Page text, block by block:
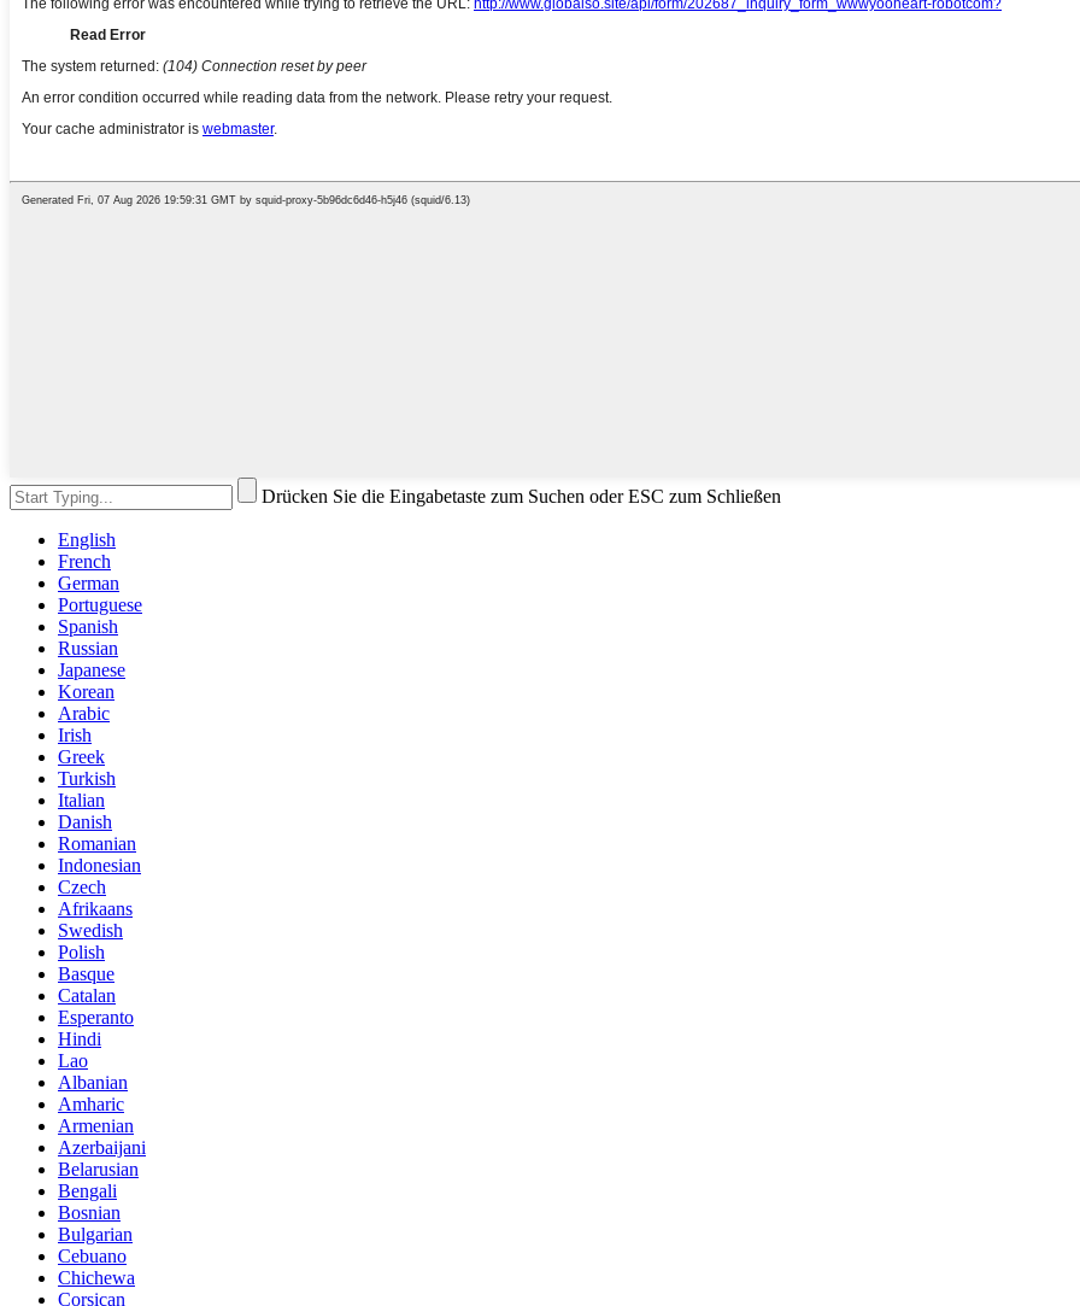
Drücken Sie die Eingabetaste zum Suchen oder ESC zum Schließen
English
French
German
Portuguese
Spanish
Russian
Japanese
Korean
Arabic
Irish
Greek
Turkish
Italian
Danish
Romanian
Indonesian
Czech
Afrikaans
Swedish
Polish
Basque
Catalan
Esperanto
Hindi
Lao
Albanian
Amharic
Armenian
Azerbaijani
Belarusian
Bengali
Bosnian
Bulgarian
Cebuano
Chichewa
Corsican